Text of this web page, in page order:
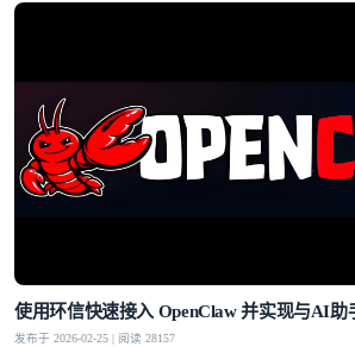
使用环信快速接入 OpenClaw 并实现与AI助
发布于 2026-02-25 | 阅读 28157